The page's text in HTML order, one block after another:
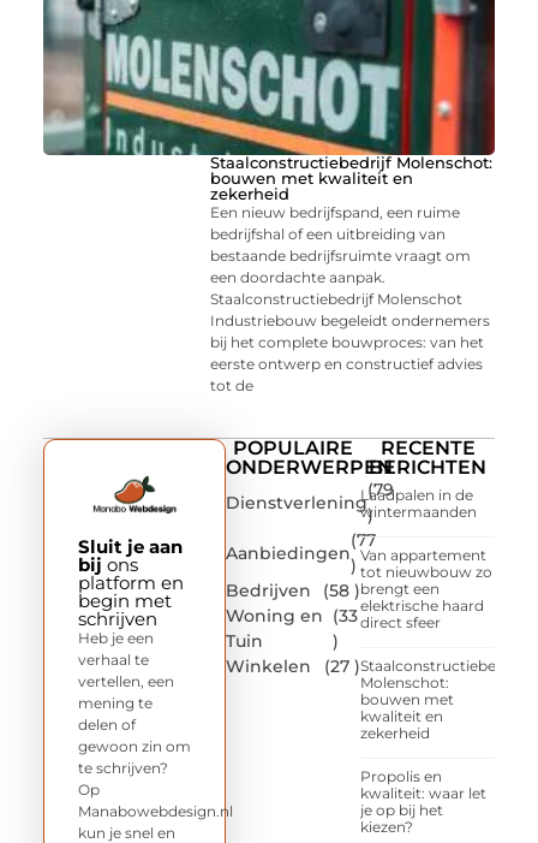
Staalconstructiebedrijf Molenschot:
bouwen met kwaliteit en
zekerheid
Een nieuw bedrijfspand, een ruime
bedrijfshal of een uitbreiding van
bestaande bedrijfsruimte vraagt om
een doordachte aanpak.
Staalconstructiebedrijf Molenschot
Industriebouw begeleidt ondernemers
bij het complete bouwproces: van het
eerste ontwerp en constructief advies
tot de
POPULAIRE
ONDERWERPEN
Dienstverlening
(79
)
Aanbiedingen
(77
)
Bedrijven
(58 )
Woning en
Tuin
(33
)
Winkelen
(27 )
RECENTE
BERICHTEN
Laadpalen in de
wintermaanden
Van appartement
tot nieuwbouw zo
brengt een
elektrische haard
direct sfeer
Staalconstructiebedrijf
Molenschot:
bouwen met
kwaliteit en
zekerheid
Propolis en
kwaliteit: waar let
je op bij het
kiezen?
Sluit je aan
bij ons
platform en
begin met
schrijven
Heb je een
verhaal te
vertellen, een
mening te
delen of
gewoon zin om
te schrijven?
Op
Manabowebdesign.nl
kun je snel en